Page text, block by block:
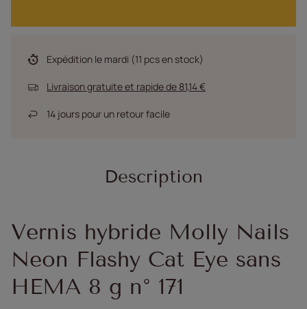
Expédition le mardi (11 pcs en stock)
Livraison gratuite et rapidede 81,14 €
14 jours pour un retour facile
Description
Vernis hybride Molly Nails
Neon Flashy Cat Eye sans
HEMA 8 g n° 171